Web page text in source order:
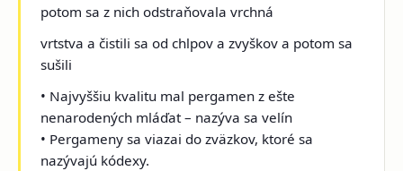
potom sa z nich odstraňovala vrchná
vrtstva a čistili sa od chlpov a zvyškov a potom sa
sušili
• Najvyššiu kvalitu mal pergamen z ešte
nenarodených mláďat – nazýva sa velín
• Pergameny sa viazai do zväzkov, ktoré sa
nazývajú kódexy.